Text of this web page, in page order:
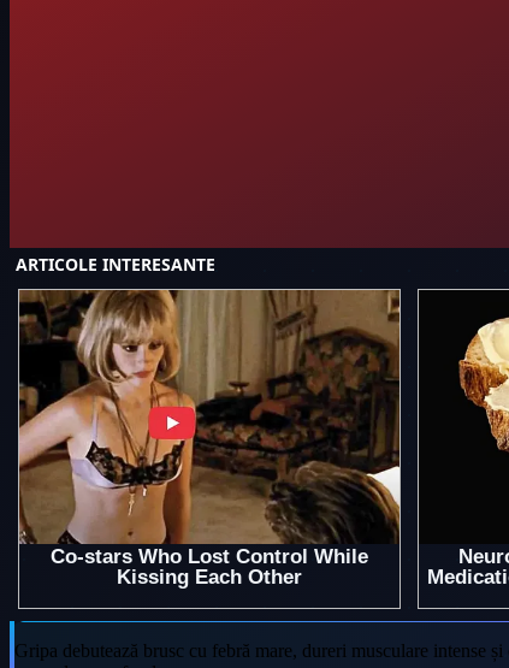
Gripa debutează brusc cu febră mare, dureri musculare intense